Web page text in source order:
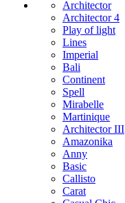
Architector
Architector 4
Play of light
Lines
Imperial
Bali
Continent
Spell
Mirabelle
Martinique
Architector III
Amazonika
Anny
Basic
Callisto
Carat